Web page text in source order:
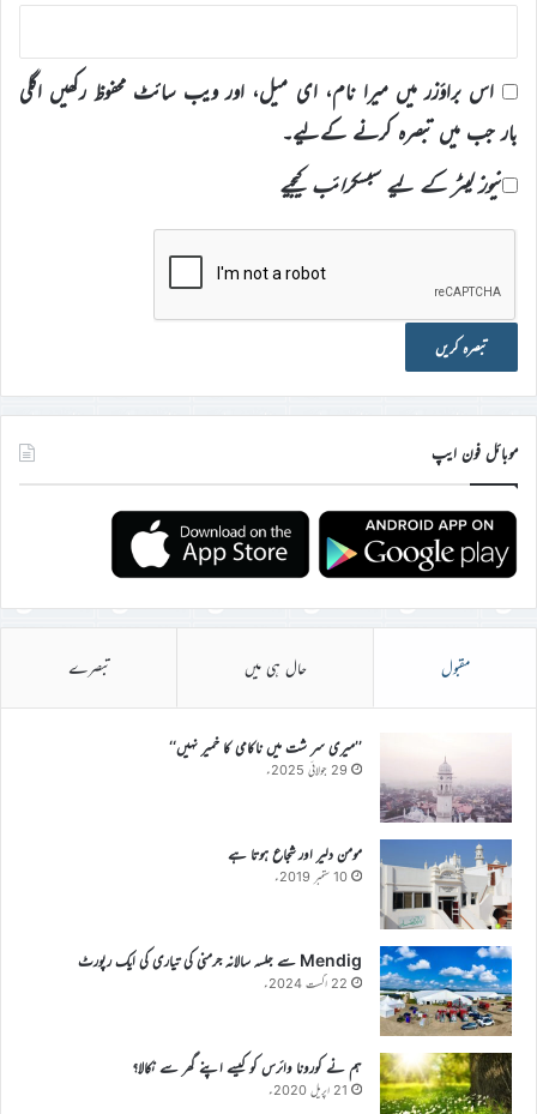
اس براؤزر میں میرا نام، ای میل، اور ویب سائٹ محفوظ رکھیں اگلی
بار جب میں تبصرہ کرنے کےلیے۔
نیوز لیٹر کے لیے سبسکرائب کیجیے
موبائل فون ایپ
مقبول حال ہی میں تبصرے
’’میری سر شت میں ناکامی کا خمیر نہیں‘‘
29 جولائی 2025ء
مومن دلیر اور شجاع ہوتا ہے
10 ستمبر 2019ء
Mendig سے جلسہ سالانہ جرمنی کی تیاری کی ایک رپورٹ
22 اگست 2024ء
ہم نے کورونا وائرس کو کیسے اپنے گھر سے نکالا؟
21 اپریل 2020ء